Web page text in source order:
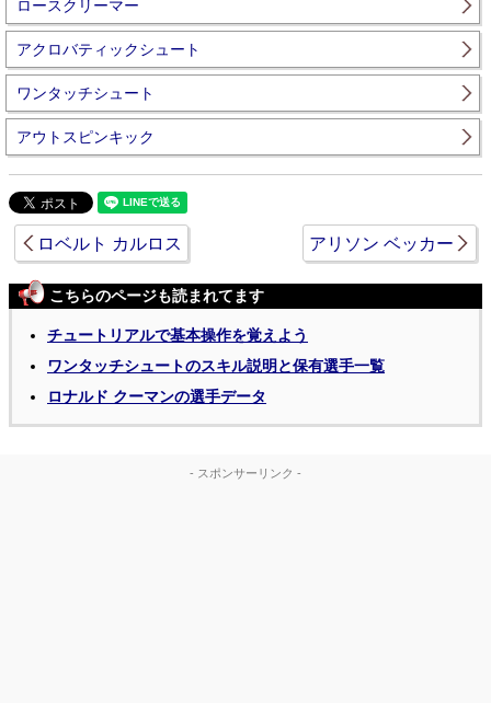
ロースクリーマー
アクロバティックシュート
ワンタッチシュート
アウトスピンキック
ロベルト カルロス アリソン ベッカー
こちらのページも読まれてます
チュートリアルで基本操作を覚えよう
ワンタッチシュートのスキル説明と保有選手一覧
ロナルド クーマンの選手データ
- スポンサーリンク -